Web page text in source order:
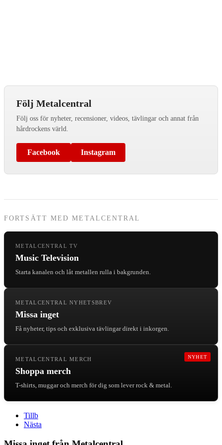
Följ Metalcentral
Följ oss för nyheter, recensioner, videos, tävlingar och annat från
hårdrockens värld.
Facebook Instagram
FORTSÄTT MED METALCENTRAL
METALCENTRAL TV
Music Television
Starta kanalen och låt metallen rulla i bakgrunden.
METALCENTRAL NYHETSBREV
Missa inget
Få nyheter, tips och exklusiva tävlingar direkt i inkorgen.
NYHET
METALCENTRAL MERCH
Shoppa merch
T-shirts, muggar och merch för dig som lever rock & metal.
Tillb
Nästa